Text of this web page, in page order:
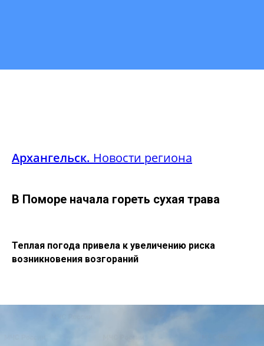
Архангельск. Новости региона
В Поморе начала гореть сухая трава
Теплая погода привела к увеличению риска
возникновения возгораний